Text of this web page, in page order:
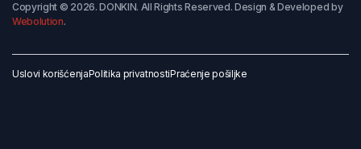
Copyright © 2026. DONKIN. All Rights Reserved. Design & Developed by
Webolution.
Uslovi korišćenjaPolitika privatnostiPraćenje pošiljke